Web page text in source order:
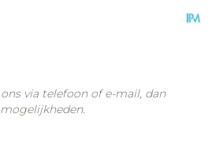
via telefoon of e-mail, dan